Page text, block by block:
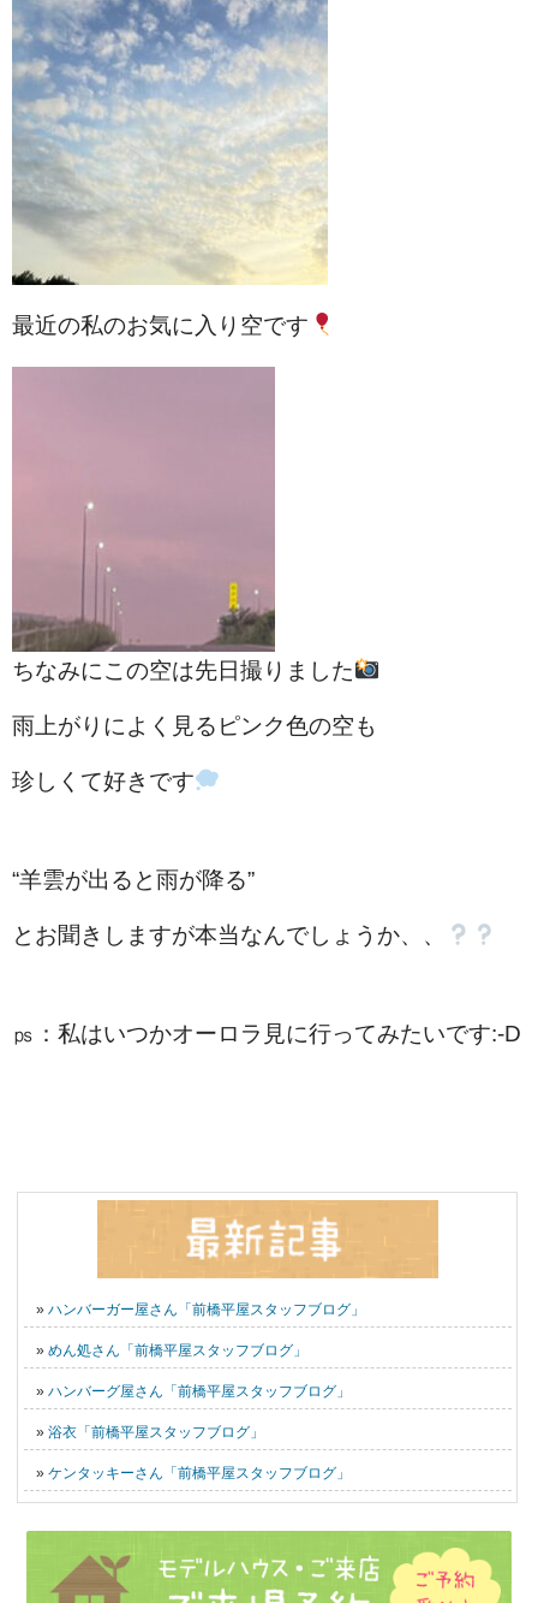
最近の私のお気に入り空です
ちなみにこの空は先日撮りました
雨上がりによく見るピンク色の空も
珍しくて好きです
“羊雲が出ると雨が降る”
とお聞きしますが本当なんでしょうか、、
㎰：私はいつかオーロラ見に行ってみたいです:-D
» ハンバーガー屋さん「前橋平屋スタッフブログ」
» めん処さん「前橋平屋スタッフブログ」
» ハンバーグ屋さん「前橋平屋スタッフブログ」
» 浴衣「前橋平屋スタッフブログ」
» ケンタッキーさん「前橋平屋スタッフブログ」